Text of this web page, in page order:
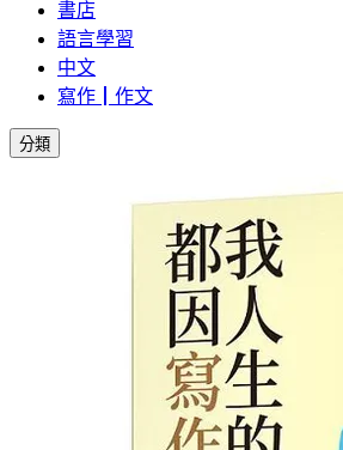
書店
語言學習
中文
寫作┃作文
分類